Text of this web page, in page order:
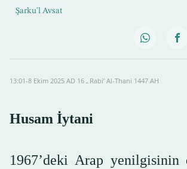
Şarku'l Avsat
13:01-8 Ekim 2025 AD ـ 16 Rabi’ Al-Thani 1447 AH
Husam İytani
1967’deki Arap